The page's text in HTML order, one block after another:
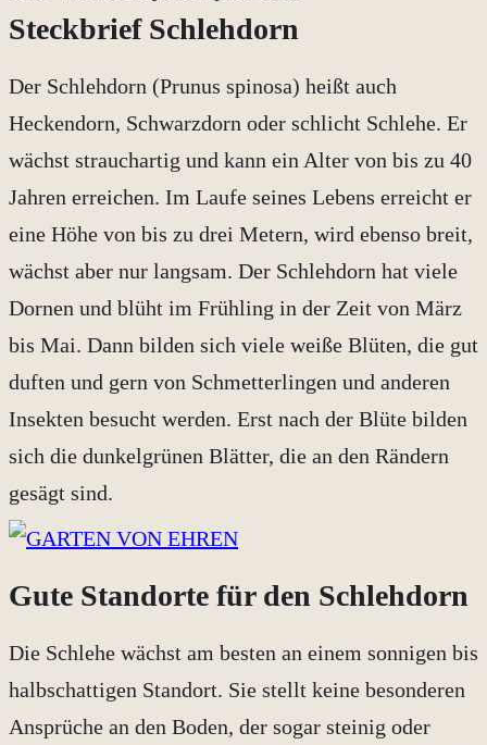
Steckbrief Schlehdorn
Der Schlehdorn (Prunus spinosa) heißt auch
Heckendorn, Schwarzdorn oder schlicht Schlehe. Er
wächst strauchartig und kann ein Alter von bis zu 40
Jahren erreichen. Im Laufe seines Lebens erreicht er
eine Höhe von bis zu drei Metern, wird ebenso breit,
wächst aber nur langsam. Der Schlehdorn hat viele
Dornen und blüht im Frühling in der Zeit von März
bis Mai. Dann bilden sich viele weiße Blüten, die gut
duften und gern von Schmetterlingen und anderen
Insekten besucht werden. Erst nach der Blüte bilden
sich die dunkelgrünen Blätter, die an den Rändern
gesägt sind.
Gute Standorte für den Schlehdorn
Die Schlehe wächst am besten an einem sonnigen bis
halbschattigen Standort. Sie stellt keine besonderen
Ansprüche an den Boden, der sogar steinig oder